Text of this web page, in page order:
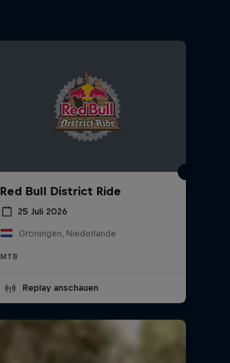
Red Bull District Ride
25 Juli 2026
Groningen, Niederlande
MTB
Replay anschauen